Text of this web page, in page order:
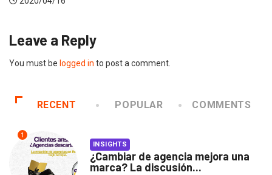
Leave a Reply
You must be logged in to post a comment.
RECENT POPULAR COMMENTS
1
INSIGHTS
¿Cambiar de agencia mejora una
marca? La discusión...